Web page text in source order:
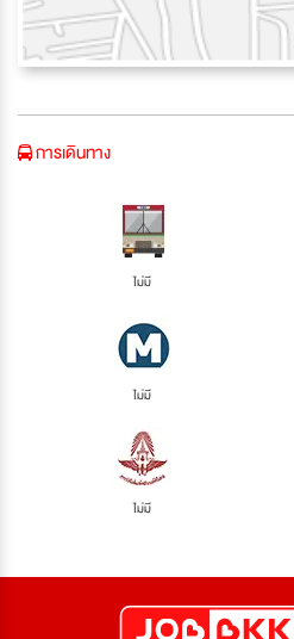
การเดินทาง
ไม่มี
ไม่มี
ไม่มี